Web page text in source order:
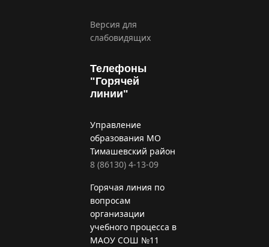
Версия для
слабовидящих
Телефоны
"Горячей
линии"
Управление
образования МО
Тимашевский район
8 (86130) 4-13-09
Горячая линия по
вопросам
организации
учебного процесса в
МАОУ СОШ №11